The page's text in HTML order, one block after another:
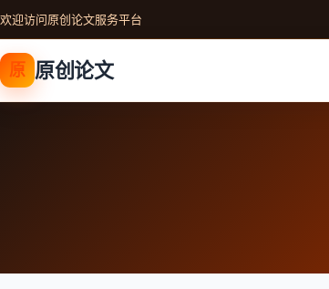
欢迎访问原创论文服务平台
原 原创论文